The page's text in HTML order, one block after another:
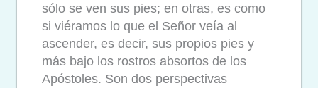
sólo se ven sus pies; en otras, es como
si viéramos lo que el Señor veía al
ascender, es decir, sus propios pies y
más bajo los rostros absortos de los
Apóstoles. Son dos perspectivas